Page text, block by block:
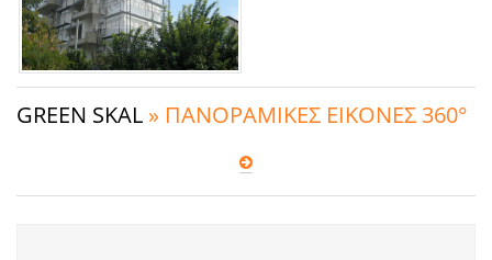
GREEN SKAL » ΠΑΝΟΡΑΜΙΚΕΣ ΕΙΚΟΝΕΣ 360°